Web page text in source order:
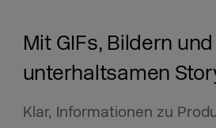
Mit GIFs, Bildern
unterhaltsamen
Klar, Informationen zu